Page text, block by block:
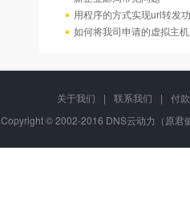
用程序的方式实现url转发
如何将我司申请的虚拟主
关于我们 | 联系我们 |
付
Copyright © 2002-2016 DNS云动力（原